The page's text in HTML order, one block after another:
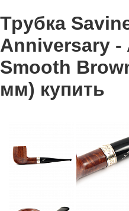
Трубка
Anniversary -
Smooth
мм) купить